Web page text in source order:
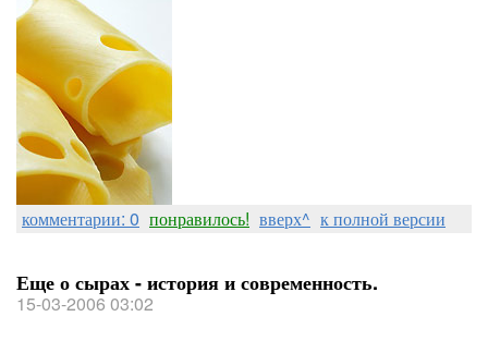
комментарии: 0 понравилось! вверх^ к полной версии
Еще о сырах - история и современность.
15-03-2006 03:02